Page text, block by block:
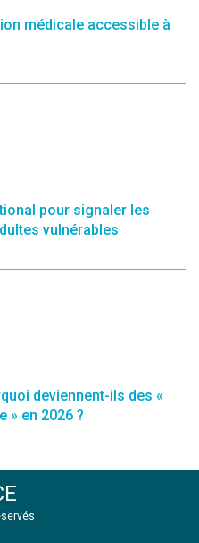
médicale accessible à
pour signaler les
vulnérables
deviennent-ils des «
» en 2026 ?